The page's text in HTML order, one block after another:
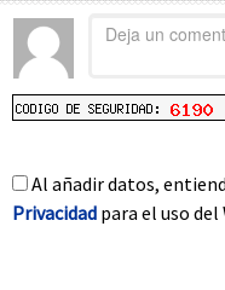
Al añadir datos,
Privacidad para el uso del